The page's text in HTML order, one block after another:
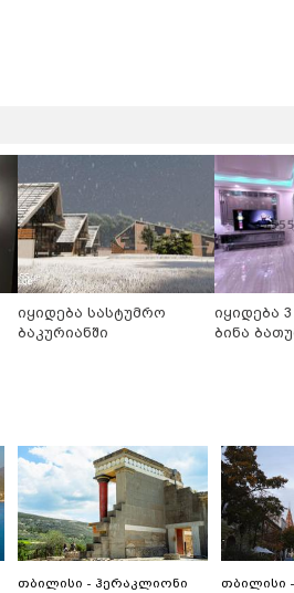
იყიდება სასტუმრო
ბაკურიანში
იყიდება
ბინა
თბილისი - ჰერაკლიონი
თბილისი